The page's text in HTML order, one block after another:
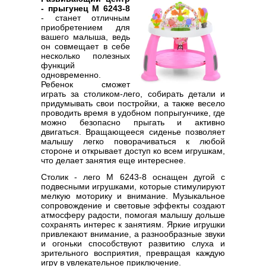
- прыгунец M 6243-8
- станет отличным
приобретением для
вашего малыша, ведь
он совмещает в себе
несколько полезных
функций
одновременно.
Ребенок сможет
играть за столиком-лего, собирать детали и
придумывать свои постройки, а также весело
проводить время в удобном попрыгунчике, где
можно безопасно прыгать и активно
двигаться. Вращающееся сиденье позволяет
малышу легко поворачиваться к любой
стороне и открывает доступ ко всем игрушкам,
что делает занятия еще интереснее.
Столик - лего M 6243-8 оснащен дугой с
подвесными игрушками, которые стимулируют
мелкую моторику и внимание. Музыкальное
сопровождение и световые эффекты создают
атмосферу радости, помогая малышу дольше
сохранять интерес к занятиям. Яркие игрушки
привлекают внимание, а разнообразные звуки
и огоньки способствуют развитию слуха и
зрительного восприятия, превращая каждую
игру в увлекательное приключение.